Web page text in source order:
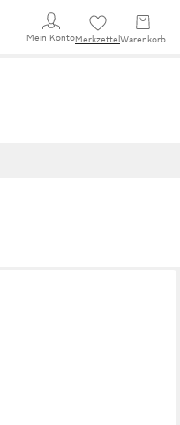
Mein KontoMerkzettel Warenkorb